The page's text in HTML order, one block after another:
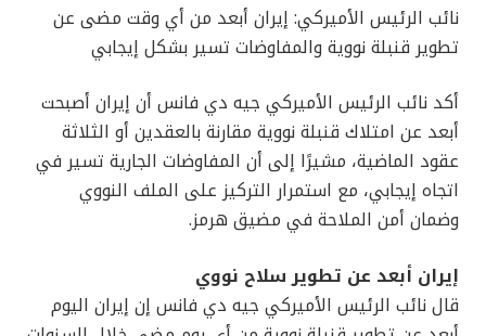
نائب الرئيس الأميركي: إيران أبعد من أي وقت مضى عن
تطوير قنبلة نووية والمفاوضات تسير بشكل إيجابي
أكد نائب الرئيس الأميركي جيه دي فانس أن إيران أصبحت
أبعد عن امتلاك قنبلة نووية مقارنة بالعقدين أو الثلاثة
عقود الماضية، مشيرًا إلى أن المفاوضات الجارية تسير في
اتجاه إيجابي، مع استمرار التركيز على الملف النووي
وضمان أمن الملاحة في مضيق هرمز.
إيران أبعد عن تطوير سلاح نووي
قال نائب الرئيس الأميركي جيه دي فانس إن إيران اليوم